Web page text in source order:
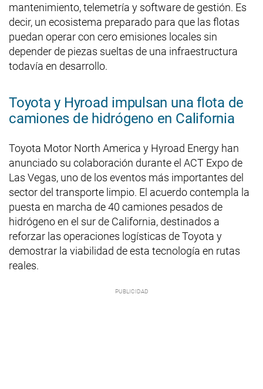
mantenimiento, telemetría y software de gestión. Es
decir, un ecosistema preparado para que las flotas
puedan operar con cero emisiones locales sin
depender de piezas sueltas de una infraestructura
todavía en desarrollo.
Toyota y Hyroad impulsan una flota de
camiones de hidrógeno en California
Toyota Motor North America y Hyroad Energy han
anunciado su colaboración durante el ACT Expo de
Las Vegas, uno de los eventos más importantes del
sector del transporte limpio. El acuerdo contempla la
puesta en marcha de 40 camiones pesados de
hidrógeno en el sur de California, destinados a
reforzar las operaciones logísticas de Toyota y
demostrar la viabilidad de esta tecnología en rutas
reales.